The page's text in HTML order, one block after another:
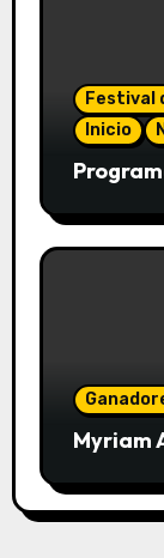
Festival
Inicio
Myriam